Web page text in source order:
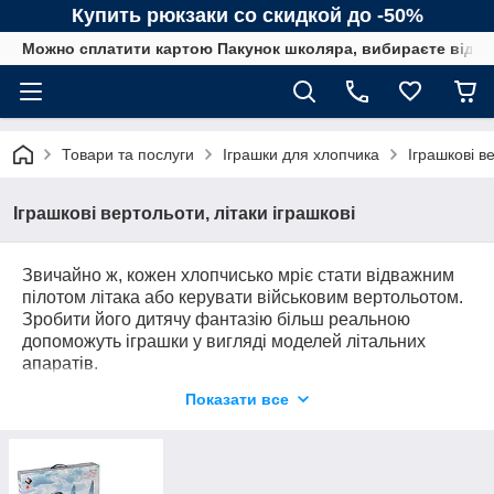
Купить рюкзаки со скидкой до -50%
Можно сплатити картою Пакунок школяра, вибираєте від
Товари та послуги Іграшки для хлопчика Іграшкові
Іграшкові вертольоти, літаки іграшкові
Звичайно ж, кожен хлопчисько мріє стати відважним
пілотом літака або керувати військовим вертольотом.
Зробити його дитячу фантазію більш реальною
допоможуть іграшки у вигляді моделей літальних
апаратів.
взрослого. Детские вертолеты на пульте управления
могут летать в разных направлениях, опускаться,
Показати все